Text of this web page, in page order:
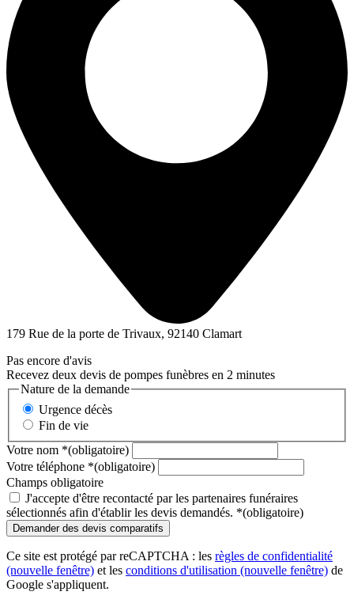
179 Rue de la porte de Trivaux, 92140 Clamart
Pas encore d'avis
Recevez deux devis de pompes funèbres en 2 minutes
Nature de la demande
Urgence décès
Fin de vie
Votre nom *(obligatoire)
Votre téléphone *(obligatoire)
Champs obligatoire
J'accepte d'être recontacté par les partenaires funéraires
sélectionnés afin d'établir les devis demandés. *(obligatoire)
Ce site est protégé par reCAPTCHA : les règles de confidentialité
(nouvelle fenêtre) et les conditions d'utilisation (nouvelle fenêtre) de
Google s'appliquent.